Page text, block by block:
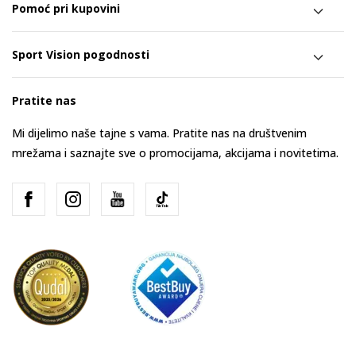
Pomoć pri kupovini
Sport Vision pogodnosti
Pratite nas
Mi dijelimo naše tajne s vama. Pratite nas na društvenim
mrežama i saznajte sve o promocijama, akcijama i novitetima.